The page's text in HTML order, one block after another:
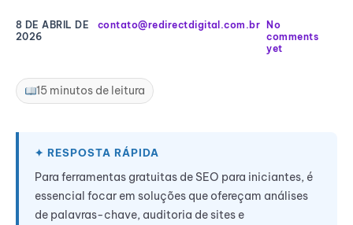
8 DE ABRIL DE
2026
contato@redirectdigital.com.br
No
comments
yet
15 minutos de leitura
Para ferramentas gratuitas de SEO para iniciantes, é
essencial focar em soluções que ofereçam análises
de palavras-chave, auditoria de sites e